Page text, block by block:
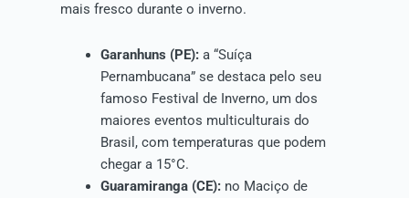
mais fresco durante o inverno.
Garanhuns (PE):a “Suíça
Pernambucana” se destaca pelo seu
famoso Festival de Inverno, um dos
maiores eventos multiculturais do
Brasil, com temperaturas que podem
chegar a 15°C.
Guaramiranga (CE):no Maciço de